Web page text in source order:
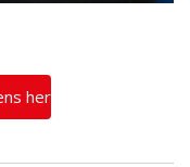
her